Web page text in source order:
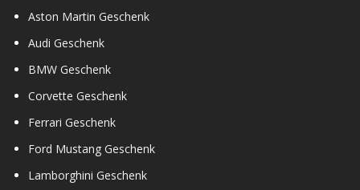
Aston Martin Geschenk
Audi Geschenk
BMW Geschenk
Corvette Geschenk
Ferrari Geschenk
Ford Mustang Geschenk
Lamborghini Geschenk